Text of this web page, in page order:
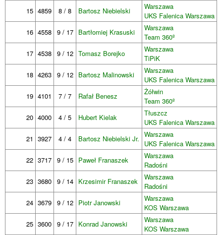
15 4859 8 / 8 Bartosz Niebielski
Warszawa
UKS Falenica Warszawa
16 4558 9 / 17 Bartłomiej Krasuski
Warszawa
Team 360º
17 4538 9 / 12 Tomasz Borejko
Warszawa
TiPiK
18 4263 9 / 12 Bartosz Malinowski
Warszawa
UKS Falenica Warszawa
19 4101 7 / 7 Rafał Benesz
Żółwin
Team 360º
20 4000 4 / 5 Hubert Kielak
Tłuszcz
UKS Falenica Warszawa
21 3927 4 / 4 Bartosz Niebielski Jr. Warszawa
UKS Falenica Warszawa
22 3717 9 / 15 Paweł Franaszek
Warszawa
Radośni
23 3680 9 / 14 Krzesimir Franaszek
Warszawa
Radośni
24 3679 9 / 12 Piotr Janowski
Warszawa
KOS Warszawa
25 3600 9 / 17 Konrad Janowski
Warszawa
KOS Warszawa